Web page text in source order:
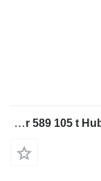
Caterpillar 589 105 t Hubkraft 8x PIPELAYER MIETE / RENTAL